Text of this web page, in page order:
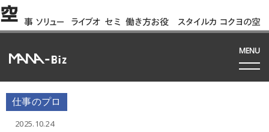
空 事
例
ソリュー
ション
ライブオ
フィス
セミ
ナー
働き方お役
立ち資料
スタイルカ
タログ
コクヨの空
間って!?
MENU
仕事のプロ
2025.10.24